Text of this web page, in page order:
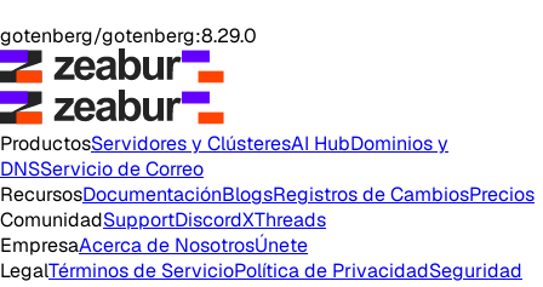
gotenberg/gotenberg:8.29.0
ProductosServidores y ClústeresAI HubDominios y
DNSServicio de Correo
RecursosDocumentaciónBlogsRegistros de CambiosPrecios
ComunidadSupportDiscordXThreads
EmpresaAcerca de NosotrosÚnete
LegalTérminos de ServicioPolítica de PrivacidadSeguridad